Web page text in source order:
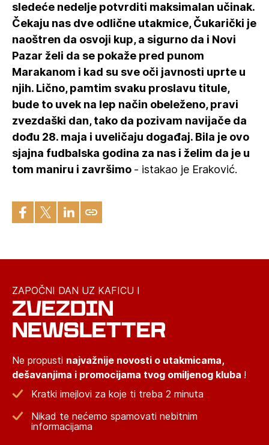
sledeće nedelje potvrditi maksimalan učinak.
Čekaju nas dve odlične utakmice, Čukarički je
naoštren da osvoji kup, a sigurno da i Novi
Pazar želi da se pokaže pred punom
Marakanom i kad su sve oči javnosti uprte u
njih. Lično, pamtim svaku proslavu titule,
bude to uvek na lep način obeleženo, pravi
zvezdaški dan, tako da pozivam navijače da
dođu 28. maja i uveličaju događaj. Bila je ovo
sjajna fudbalska godina za nas i želim da je u
tom maniru i završimo - istakao je Eraković.
ZAPOČNI DAN UZ KAFICU I
ZVEZDIN
NEWSLETTER
Ne propusti najvažnije novosti o utakmicama,
dešavanjima i promocijama tvog omiljenog kluba !
Kratki imejlovi za koje ti treba 2 minuta
Nikad te nećemo spamovati nebitnim
informacijama